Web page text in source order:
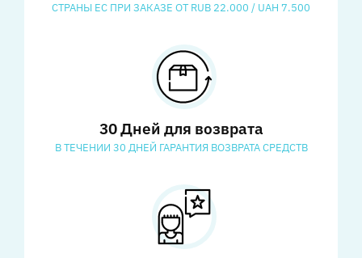
СТРАНЫ ЕС ПРИ ЗАКАЗЕ ОТ RUB 22.000 / UAH 7.500
30 Дней для возврата
В ТЕЧЕНИИ 30 ДНЕЙ ГАРАНТИЯ ВОЗВРАТА СРЕДСТВ